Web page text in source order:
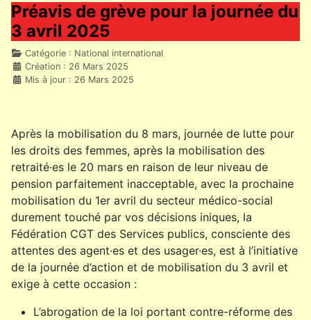
Préavis de grève pour la journée du
3 avril 2025
DétailsCatégorie : National international
Création : 26 Mars 2025
Mis à jour : 26 Mars 2025
Après la mobilisation du 8 mars, journée de lutte pour
les droits des femmes, après la mobilisation des
retraité·es le 20 mars en raison de leur niveau de
pension parfaitement inacceptable, avec la prochaine
mobilisation du 1er avril du secteur médico-social
durement touché par vos décisions iniques, la
Fédération CGT des Services publics, consciente des
attentes des agent·es et des usager·es, est à l’initiative
de la journée d’action et de mobilisation du 3 avril et
exige à cette occasion :
L’abrogation de la loi portant contre-réforme des